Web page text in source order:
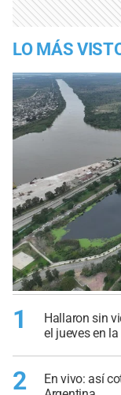
LO MÁS
1
Hallaron sin
el jueves en
2
En vivo: así